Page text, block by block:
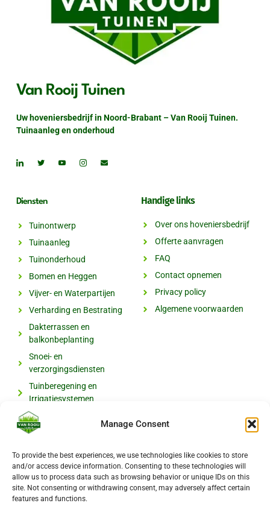
Manage Consent
To provide the best experiences, we use technologies like cookies to store
and/or access device information. Consenting to these technologies will
allow us to process data such as browsing behavior or unique IDs on this
site. Not consenting or withdrawing consent, may adversely affect certain
features and functions.
Van Rooij Tuinen
Uw hoveniersbedrijf in Noord-Brabant – Van Rooij Tuinen.
Tuinaanleg en onderhoud
Diensten
Tuinontwerp
Tuinaanleg
Tuinonderhoud
Bomen en Heggen
Vijver- en Waterpartijen
Verharding en Bestrating
Dakterrassen en
balkonbeplanting
Snoei- en
verzorgingsdiensten
Tuinberegening en
Irrigatiesystemen
Handige links
Over ons hoveniersbedrijf
Offerte aanvragen
FAQ
Contact opnemen
Privacy policy
Algemene voorwaarden
Contact
Van Rooij Tuinen
Nuijeneind 24
5761 RG Bakel, Noord-Brabant